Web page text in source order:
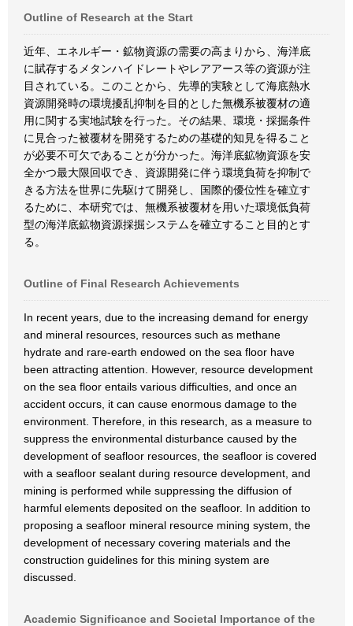
Outline of Research at the Start
近年、エネルギー・鉱物資源の需要の高まりから、海洋底
に賦存するメタンハイドレートやレアアース等の資源が注
目されている。このことから、先導的実験として海底熱水
資源開発時の環境擾乱抑制を目的とした無機系被覆材の適
用に関する実地試験を行った。その結果、環境・採掘条件
に見合った被覆材を開発するための基礎的知見を得ること
が必要不可欠であることが分かった。海洋底鉱物資源を安
全かつ最大限回収でき、資源開発に伴う環境負荷を抑制で
きる方法を世界に先駆けて開発し、国際的優位性を確立す
るために、本研究では、無機系被覆材を用いた環境低負荷
型の海洋底鉱物資源採掘システムを確立すること目的とす
る。
Outline of Final Research Achievements
In recent years, due to the increasing demand for energy
and mineral resources, resources such as methane
hydrate and rare-earth endowed on the sea floor have
been attracting attention. However, resource development
on the sea floor entails various difficulties, and once an
accident occurs, it can cause enormous damage to the
environment. Therefore, in this research, as a measure to
suppress the environmental disturbance caused by the
development of seafloor resources, the seafloor is covered
with a seafloor sealant during resource development, and
mining is performed while suppressing the diffusion of
harmful elements deposited on the seafloor. In addition to
proposing a seafloor mineral resource mining system, the
development of necessary covering materials and the
construction guidelines for this mining system are
discussed.
Academic Significance and Societal Importance of the